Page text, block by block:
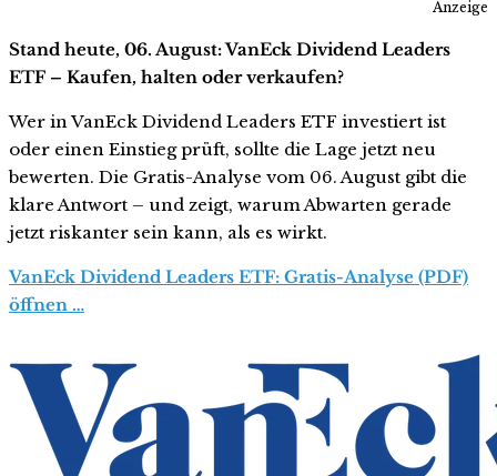
Anzeige
Stand heute, 06. August: VanEck Dividend Leaders
ETF – Kaufen, halten oder verkaufen?
Wer in VanEck Dividend Leaders ETF investiert ist
oder einen Einstieg prüft, sollte die Lage jetzt neu
bewerten. Die Gratis-Analyse vom 06. August gibt die
klare Antwort – und zeigt, warum Abwarten gerade
jetzt riskanter sein kann, als es wirkt.
VanEck Dividend Leaders ETF: Gratis-Analyse (PDF)
öffnen …